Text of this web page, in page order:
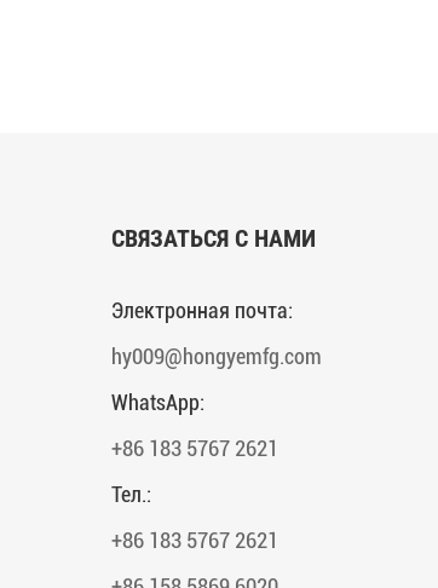
СВЯЗАТЬСЯ С НАМИ
Электронная почта:
hy009@hongyemfg.com
WhatsApp:
+86 183 5767 2621
Тел.:
+86 183 5767 2621